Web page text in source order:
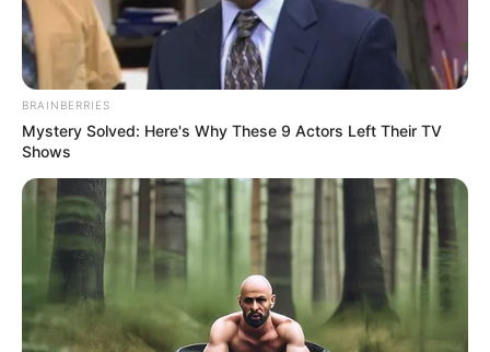
BRAINBERRIES
Mystery Solved: Here's Why These 9 Actors Left Their TV
Shows